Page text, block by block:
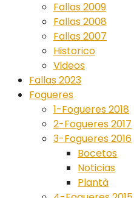
Fallas 2009
Fallas 2008
Fallas 2007
Historico
Videos
Fallas 2023
Fogueres
1-Fogueres 2018
2-Fogueres 2017
3-Fogueres 2016
Bocetos
Noticias
Plantà